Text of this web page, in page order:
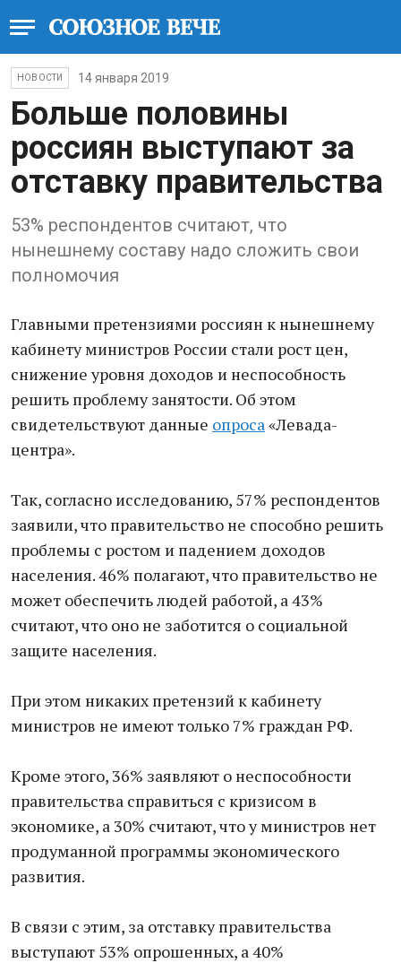
НОВОСТИ 14 января 2019
Больше половины
россиян выступают за
отставку правительства
53% респондентов считают, что
нынешнему составу надо сложить свои
полномочия
Главными претензиями россиян к нынешнему
кабинету министров России стали рост цен,
снижение уровня доходов и неспособность
решить проблему занятости. Об этом
свидетельствуют данные опроса«Левада-
центра».
Так, согласно исследованию, 57% респондентов
заявили, что правительство не способно решить
проблемы с ростом и падением доходов
населения. 46% полагают, что правительство не
может обеспечить людей работой, а 43%
считают, что оно не заботится о социальной
защите населения.
При этом никаких претензий к кабинету
министров не имеют только 7% граждан РФ.
Кроме этого, 36% заявляют о неспособности
правительства справиться с кризисом в
экономике, а 30% считают, что у министров нет
продуманной программы экономического
развития.
В связи с этим, за отставку правительства
выступают 53% опрошенных, а 40%